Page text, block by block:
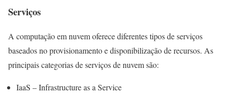
Serviços
A computação em nuvem oferece diferentes tipos de serviços
baseados no provisionamento e disponibilização de recursos. As
principais categorias de serviços de nuvem são:
IaaS – Infrastructure as a Service